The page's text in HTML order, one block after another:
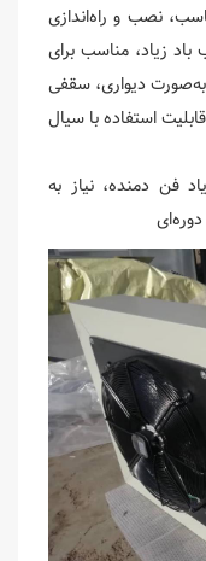
نصب و راه‌اندازی
باد زیاد، مناسب برای
دیواری، سقفی
استفاده با سیال
فن دمنده، نیاز به